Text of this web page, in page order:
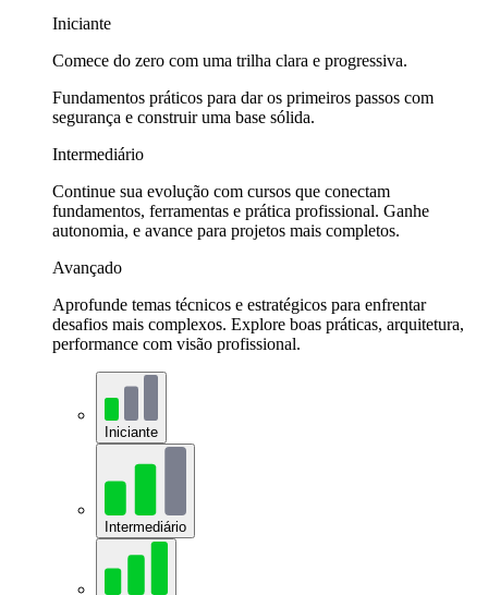
Iniciante
Comece do zero com uma trilha clara e progressiva.
Fundamentos práticos para dar os primeiros passos com
segurança e construir uma base sólida.
Intermediário
Continue sua evolução com cursos que conectam
fundamentos, ferramentas e prática profissional. Ganhe
autonomia, e avance para projetos mais completos.
Avançado
Aprofunde temas técnicos e estratégicos para enfrentar
desafios mais complexos. Explore boas práticas, arquitetura,
performance com visão profissional.
Iniciante
Intermediário